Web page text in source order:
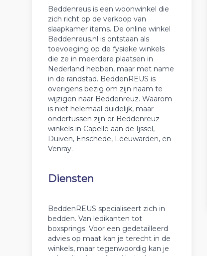
Beddenreus is een woonwinkel die
zich richt op de verkoop van
slaapkamer items. De online winkel
Beddenreus.nl is ontstaan als
toevoeging op de fysieke winkels
die ze in meerdere plaatsen in
Nederland hebben, maar met name
in de randstad. BeddenREUS is
overigens bezig om zijn naam te
wijzigen naar Beddenreuz. Waarom
is niet helemaal duidelijk, maar
ondertussen zijn er Beddenreuz
winkels in Capelle aan de Ijssel,
Duiven, Enschede, Leeuwarden, en
Venray.
Diensten
BeddenREUS specialiseert zich in
bedden. Van ledikanten tot
boxsprings. Voor een gedetailleerd
advies op maat kan je terecht in de
winkels, maar tegenwoordig kan je